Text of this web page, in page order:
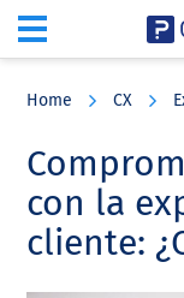
content
sidebar
Home CX
con la
cliente: